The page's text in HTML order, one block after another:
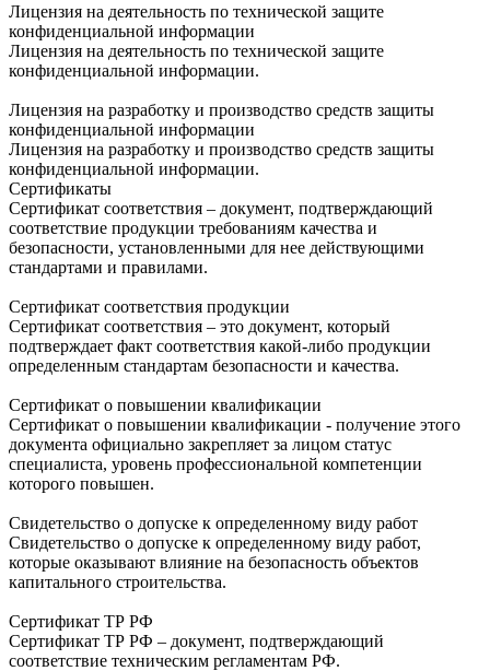
Лицензия на деятельность по технической защите
конфиденциальной информации
Лицензия на деятельность по технической защите
конфиденциальной информации.
Лицензия на разработку и производство средств защиты
конфиденциальной информации
Лицензия на разработку и производство средств защиты
конфиденциальной информации.
Сертификаты
Сертификат соответствия – документ, подтверждающий
соответствие продукции требованиям качества и
безопасности, установленными для нее действующими
стандартами и правилами.
Сертификат соответствия продукции
Сертификат соответствия – это документ, который
подтверждает факт соответствия какой-либо продукции
определенным стандартам безопасности и качества.
Сертификат о повышении квалификации
Сертификат о повышении квалификации - получение этого
документа официально закрепляет за лицом статус
специалиста, уровень профессиональной компетенции
которого повышен.
Свидетельство о допуске к определенному виду работ
Свидетельство о допуске к определенному виду работ,
которые оказывают влияние на безопасность объектов
капитального строительства.
Сертификат ТР РФ
Сертификат ТР РФ – документ, подтверждающий
соответствие техническим регламентам РФ.